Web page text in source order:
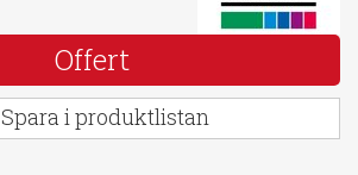
Offert
Spara i produktlistan